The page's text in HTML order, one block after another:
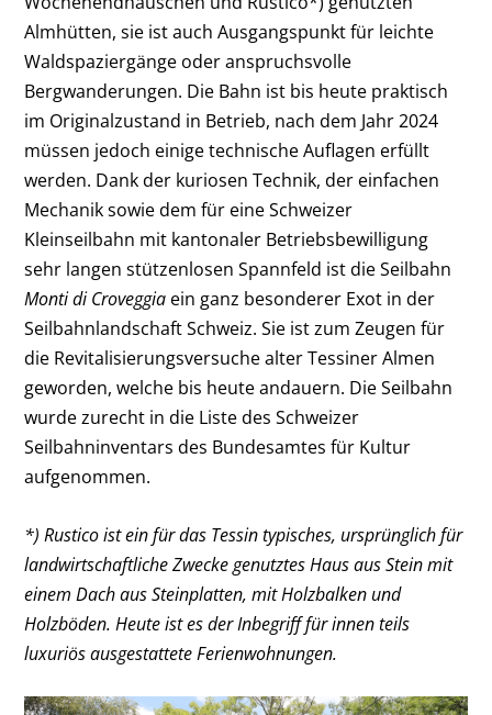
Almhütten, sie ist auch Ausgangspunkt für leichte
Waldspaziergänge oder anspruchsvolle
Bergwanderungen. Die Bahn ist bis heute praktisch
im Originalzustand in Betrieb, nach dem Jahr 2024
müssen jedoch einige technische Auflagen erfüllt
werden. Dank der kuriosen Technik, der einfachen
Mechanik sowie dem für eine Schweizer
Kleinseilbahn mit kantonaler Betriebsbewilligung
sehr langen stützenlosen Spannfeld ist die Seilbahn
Monti di Croveggia ein ganz besonderer Exot in der
Seilbahnlandschaft Schweiz. Sie ist zum Zeugen für
die Revitalisierungsversuche alter Tessiner Almen
geworden, welche bis heute andauern. Die Seilbahn
wurde zurecht in die Liste des Schweizer
Seilbahninventars des Bundesamtes für Kultur
aufgenommen.
*) Rustico ist ein für das Tessin typisches, ursprünglich für
landwirtschaftliche Zwecke genutztes Haus aus Stein mit
einem Dach aus Steinplatten, mit Holzbalken und
Holzböden. Heute ist es der Inbegriff für innen teils
luxuriös ausgestattete Ferienwohnungen.